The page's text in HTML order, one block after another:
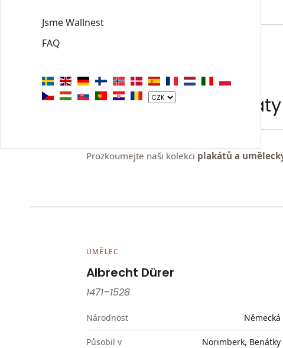
KOLEKCE
Albrecht Dürer
Prozkoumejte naši kolekci plakátů a
UMĚLEC
Albrecht Dürer
1471–1528
Národnost Německá
Působil v Norimberk, Benátky
Jsme Wallnest
FAQ